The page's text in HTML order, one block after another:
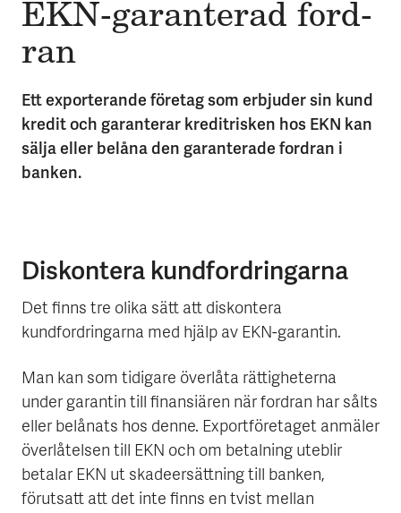
EKN-garan­terad ford­
ran
Ett exporterande företag som erbjuder sin kund
kredit och garanterar kreditrisken hos EKN kan
sälja eller belåna den garanterade fordran i
banken.
Diskontera kundfordringarna
Det finns tre olika sätt att diskontera
kundfordringarna med hjälp av EKN-garantin.
Man kan som tidigare överlåta rättigheterna
under garantin till finansiären när fordran har sålts
eller belånats hos denne. Exportföretaget anmäler
överlåtelsen till EKN och om betalning uteblir
betalar EKN ut skadeersättning till banken,
förutsatt att det inte finns en tvist mellan